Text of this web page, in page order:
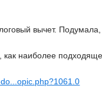
вычет.
наиболее